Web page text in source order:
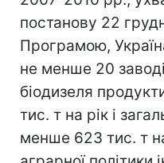
постанову 22
Програмою,
не менше 20
біодизеля
тис. т на рік і
менше 623 тис. т